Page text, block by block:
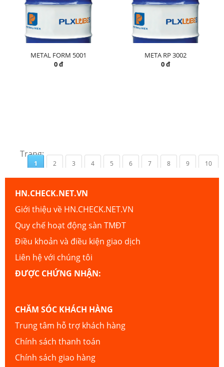
METAL FORM 5001
0 đ
META RP 3002
0 đ
Trang:
1 2 3 4 5 6 7 8 9 10
HN.CHECK.NET.VN
Giới thiệu về HN.CHECK.NET.VN
Quy chế hoạt động sàn TMĐT
Điều khoản và điều kiện giao dịch
Liên hệ với chúng tôi
ĐƯỢC CHỨNG NHẬN:
CHĂM SÓC KHÁCH HÀNG
Trung tâm hỗ trợ khách hàng
Chính sách thanh toán
Chính sách giao hàng